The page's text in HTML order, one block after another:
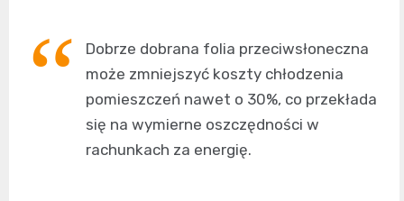
Dobrze dobrana folia przeciwsłoneczna
może zmniejszyć koszty chłodzenia
pomieszczeń nawet o 30%, co przekłada
się na wymierne oszczędności w
rachunkach za energię.